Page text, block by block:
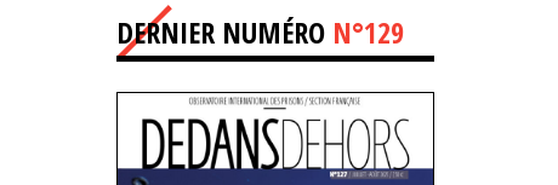
DERNIER NUMÉRO N°129